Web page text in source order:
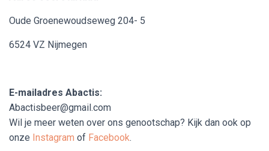
Oude Groenewoudseweg 204- 5
6524 VZ Nijmegen
E-mailadres Abactis:
Abactisbeer@gmail.com
Wil je meer weten over ons genootschap? Kijk dan ook op
onze Instagram of Facebook.